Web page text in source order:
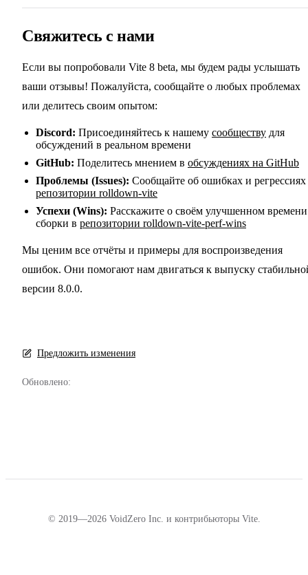
Свяжитесь с нами
Если вы попробовали Vite 8 beta, мы будем рады услышать
ваши отзывы! Пожалуйста, сообщайте о любых проблемах
или делитесь своим опытом:
Discord: Присоединяйтесь к нашему сообществу для
обсуждений в реальном времени
GitHub: Поделитесь мнением в обсуждениях на GitHub
Проблемы (Issues): Сообщайте об ошибках и регрессиях
репозитории rolldown-vite
Успехи (Wins): Расскажите о своём улучшенном времени
сборки в репозитории rolldown-vite-perf-wins
Мы ценим все отчёты и примеры для воспроизведения
ошибок. Они помогают нам двигаться к выпуску
версии 8.0.0.
Предложить изменения
Обновлено:
© 2019—2026 VoidZero Inc. и контрибьюторы Vite.